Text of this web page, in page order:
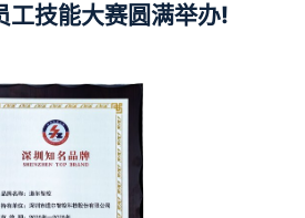
工技能大赛圆满举办!